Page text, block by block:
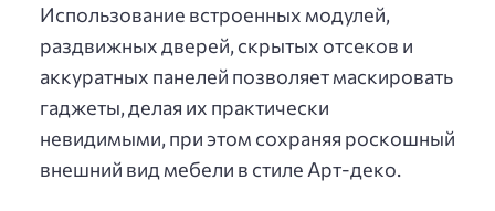
Использование встроенных модулей,
раздвижных дверей, скрытых отсеков и
аккуратных панелей позволяет маскировать
гаджеты, делая их практически
невидимыми, при этом сохраняя роскошный
внешний вид мебели в стиле Арт-деко.